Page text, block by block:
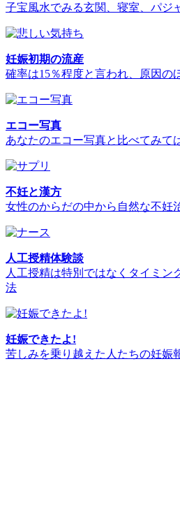
子宝風水でみる玄関、寝室、パジ
妊娠初期の流産
確率は15％程度と言われ、原因の
エコー写真
あなたのエコー写真と比べてみて
不妊と漢方
女性のからだの中から自然な不妊
人工授精体験談
人工授精は特別ではなくタイミン
法
妊娠できたよ!
苦しみを乗り越えた人たちの妊娠